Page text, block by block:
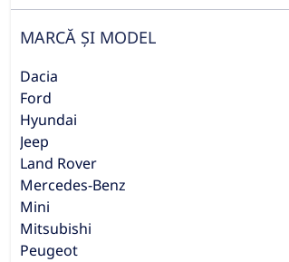
MARCĂ ȘI MODEL
Dacia
Ford
Hyundai
Jeep
Land Rover
Mercedes-Benz
Mini
Mitsubishi
Peugeot